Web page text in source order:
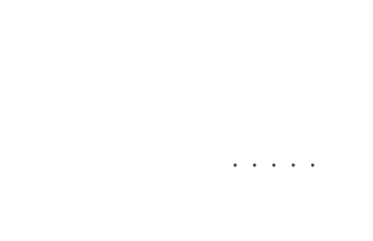
・・・・・